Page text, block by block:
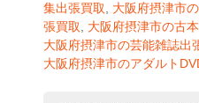
集出張買取
大阪府摂津市
張買取
大阪府摂津市の古
大阪府摂津市の芸能雑誌出
大阪府摂津市のアダルト